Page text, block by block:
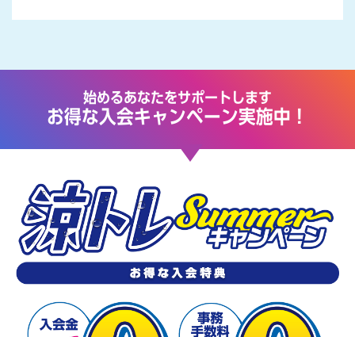
始めるあなたをサポートします
お得な入会キャンペーン実施中！